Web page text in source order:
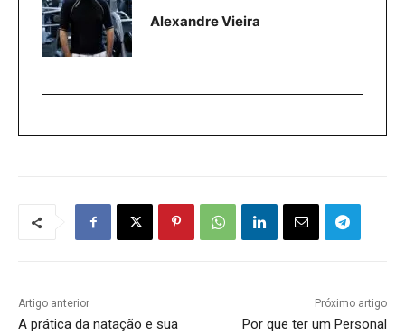
Alexandre Vieira
Artigo anterior
A prática da natação e sua
Próximo artigo
Por que ter um Personal